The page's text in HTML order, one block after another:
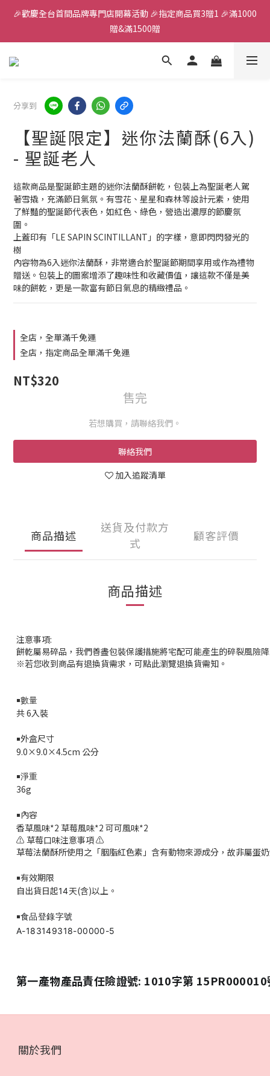
全館滿千免運
🎉歡慶全台首間品牌專門店開幕活動 🎉指定商品買3贈1 🎉滿1000
贈&滿1500贈
✨首加入會員獲得200元購物金✨生日禮金300元
全館滿千免運
分享到
【聖誕限定】迷你法蘭酥(6入)
- 聖誕老人
這款商品是聖誕節主題的迷你法蘭酥餅乾，包裝上為聖誕老人駕
著雪撬，充滿節日氣氛。有雪花、星星和森林等設計元素，使用
了鮮豔的聖誕節代表色，如紅色、綠色，營造出濃厚的節慶氛
圍。
上蓋印有「LE SAPIN SCINTILLANT」的字樣，意即閃閃發光的
樹
內容物為6入迷你法蘭酥，非常適合於聖誕節期間享用或作為禮物
贈送。包裝上的圖案增添了趣味性和收藏價值，讓這款不僅是美
味的餅乾，更是一款富有節日氣息的精緻禮品。
全店，全單滿千免運
全店，指定商品全單滿千免運
NT$320
售完
若想購買，請聯絡我們。
聯絡我們
加入追蹤清單
商品描述
送貨及付款方
式
顧客評價
商品描述
注意事項:
餅乾屬易碎品，我們善盡包裝保護措施將宅配可能產生的碎裂風險
※若您收到商品有退換貨需求，可點此瀏覽退換貨需知。
￭數量
共 6入裝
￭外盒尺寸
9.0×9.0×4.5cm 公分
￭淨重
36g
￭ 內容
香草風味*2 草莓風味*2 可可風味*2
⚠️ 草莓口味注意事項 ⚠️
草莓法蘭酥所使用之「胭脂紅色素」含有動物來源成分，故非屬蛋
￭有效期限
自出貨日起14天(含)以上。
￭食品登錄字號
A-183149318-00000-5
第一產物產品責任險證號: 1010字第 15PR000010
關於我們